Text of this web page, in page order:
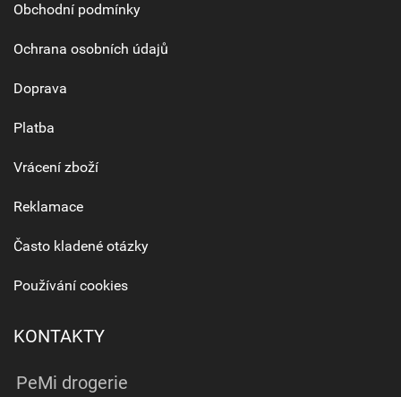
Obchodní podmínky
Ochrana osobních údajů
Doprava
Platba
Vrácení zboží
Reklamace
Často kladené otázky
Používání cookies
KONTAKTY
PeMi drogerie